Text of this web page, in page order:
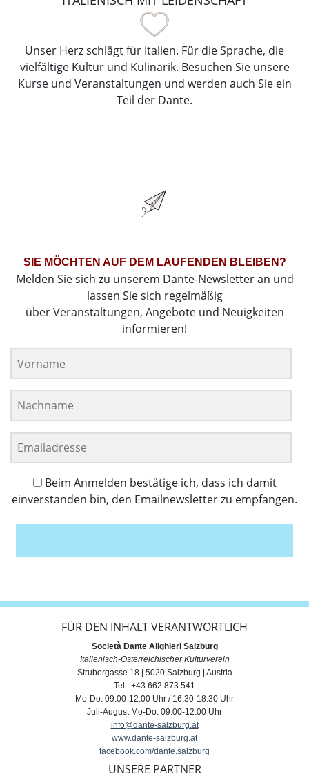
Unser Herz schlägt für Italien. Für die Sprache, die
vielfältige Kultur und Kulinarik. Besuchen Sie unsere
Kurse und Veranstaltungen und werden auch Sie ein
Teil der Dante.
SIE MÖCHTEN AUF DEM LAUFENDEN BLEIBEN?
Melden Sie sich zu unserem Dante-Newsletter an und
lassen Sie sich regelmäßig
über Veranstaltungen, Angebote und Neuigkeiten
informieren!
Beim Anmelden bestätige ich, dass ich damit
einverstanden bin, den Emailnewsletter zu empfangen.
FÜR DEN INHALT VERANTWORTLICH
Società Dante Alighieri Salzburg
Italienisch-Österreichischer Kulturverein
Strubergasse 18 | 5020 Salzburg | Austria
Tel.: +43 662 873 541
Mo-Do: 09:00-12:00 Uhr / 16:30-18:30 Uhr
Juli-August Mo-Do: 09:00-12:00 Uhr
info@dante-salzburg.at
www.dante-salzburg.at
facebook.com/dante.salzburg
UNSERE PARTNER